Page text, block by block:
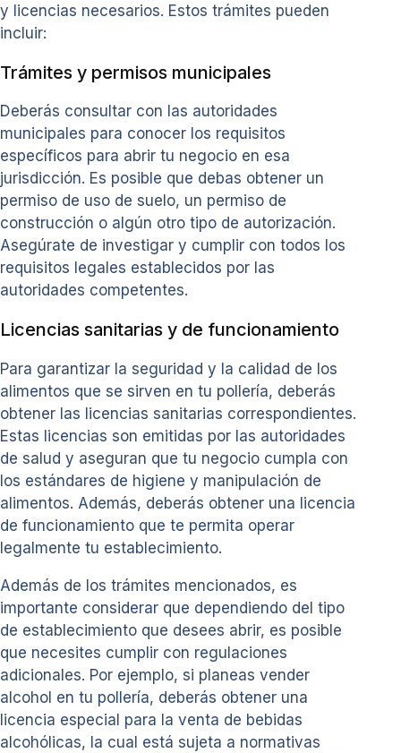
y licencias necesarios. Estos trámites pueden
incluir:
Trámites y permisos municipales
Deberás consultar con las autoridades
municipales para conocer los requisitos
específicos para abrir tu negocio en esa
jurisdicción. Es posible que debas obtener un
permiso de uso de suelo, un permiso de
construcción o algún otro tipo de autorización.
Asegúrate de investigar y cumplir con todos los
requisitos legales establecidos por las
autoridades competentes.
Licencias sanitarias y de funcionamiento
Para garantizar la seguridad y la calidad de los
alimentos que se sirven en tu pollería, deberás
obtener las licencias sanitarias correspondientes.
Estas licencias son emitidas por las autoridades
de salud y aseguran que tu negocio cumpla con
los estándares de higiene y manipulación de
alimentos. Además, deberás obtener una licencia
de funcionamiento que te permita operar
legalmente tu establecimiento.
Además de los trámites mencionados, es
importante considerar que dependiendo del tipo
de establecimiento que desees abrir, es posible
que necesites cumplir con regulaciones
adicionales. Por ejemplo, si planeas vender
alcohol en tu pollería, deberás obtener una
licencia especial para la venta de bebidas
alcohólicas, la cual está sujeta a normativas